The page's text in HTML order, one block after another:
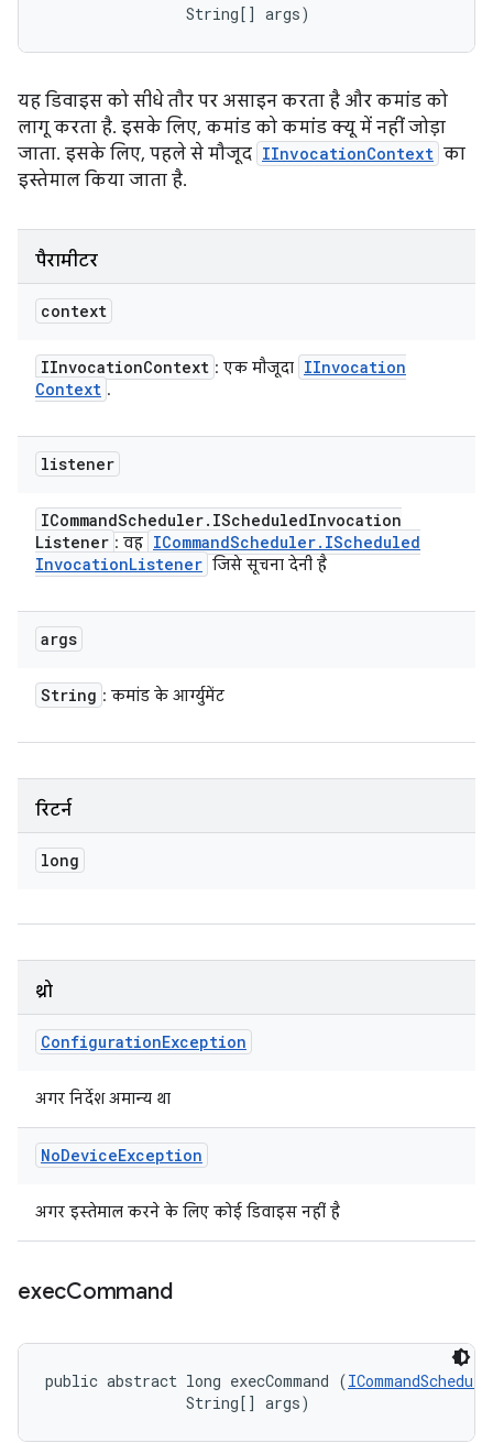
                String[] args)
यह डिवाइस को सीधे तौर पर असाइन करता है और कमांड को
लागू करता है. इसके लिए, कमांड को कमांड क्यू में नहीं जोड़ा
जाता. इसके लिए, पहले से मौजूद IInvocationContext का
इस्तेमाल किया जाता है.
पैरामीटर
context
IInvocationContext : एक मौजूदा IInvocation
Context .
listener
ICommandScheduler. IScheduledInvocation
Listener : वह ICommandScheduler. IScheduled
InvocationListener जिसे सूचना देनी है
args
String : कमांड के आर्ग्युमेंट
रिटर्न
long
थ्रो
ConfigurationException
अगर निर्देश अमान्य था
NoDeviceException
अगर इस्तेमाल करने के लिए कोई डिवाइस नहीं है
execCommand
public abstract long execCommand (
                String[] args)